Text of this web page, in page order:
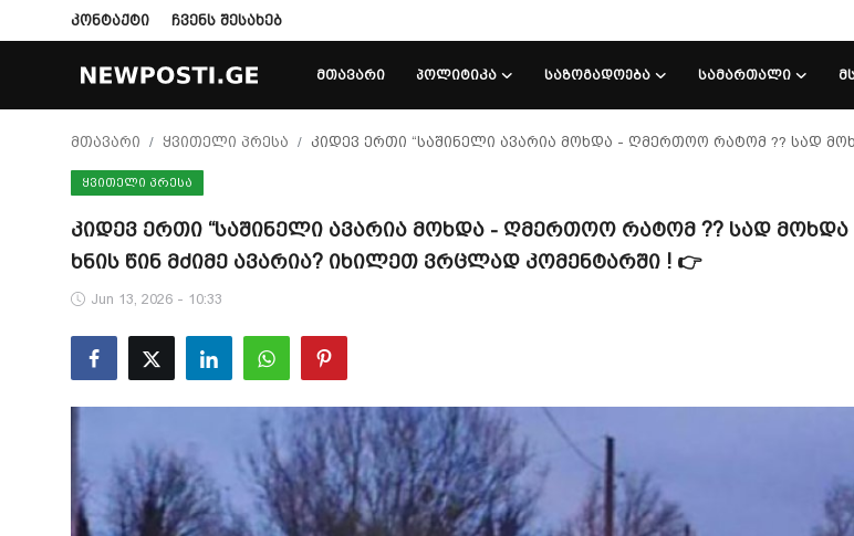
კონტაქტი ჩვენს შესახებ
ᲛᲗᲐᲕᲐᲠᲘ ᲞᲝᲚᲘᲢᲘᲙᲐ ᲡᲐᲖᲝᲒᲐᲓᲝᲔᲑᲐ ᲡᲐᲛᲐᲠᲗᲐᲚᲘ
მთავარი
პოლიტიკა
კონტაქტი
საზოგადოება
სამართალი
მსოფლიო
მთავარი ყვითელი პრესა კიდევ ერთი “საშინელი ავარია მოხდა - ღმერთოო რატომ ?? სად
ᲧᲕᲘᲗᲔᲚᲘ ᲞᲠᲔᲡᲐ
კიდევ ერთი “საშინელი ავარია მოხდა - ღმერთოო რატომ ?? სად
ხნის წინ მძიმე ავარია? იხილეთ ვრცლად კომენტარში ! 👉
Jun 13, 2026 - 10:33